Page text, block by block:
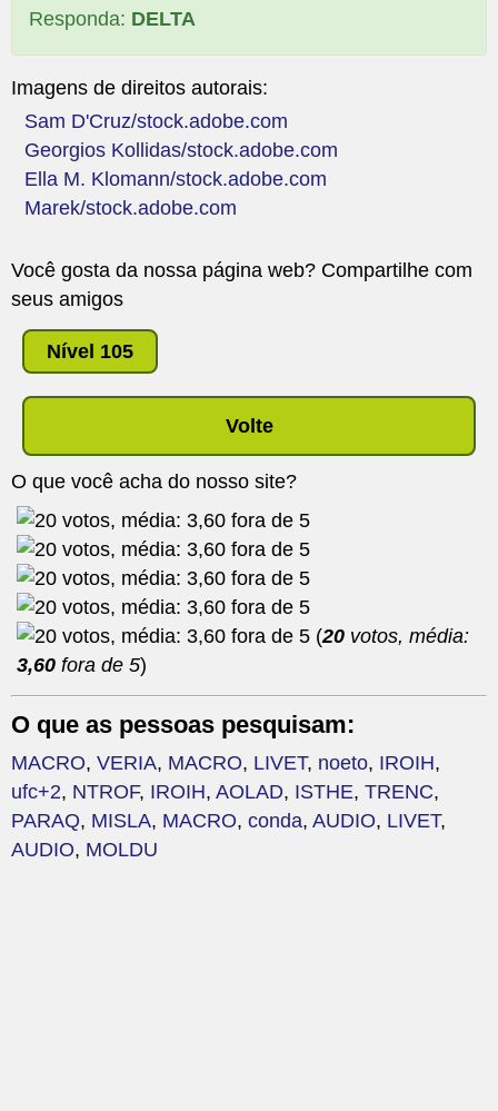
Responda: DELTA
Imagens de direitos autorais:
Sam D'Cruz/stock.adobe.com
Georgios Kollidas/stock.adobe.com
Ella M. Klomann/stock.adobe.com
Marek/stock.adobe.com
Você gosta da nossa página web? Compartilhe com
seus amigos
Nível 105
Volte
O que você acha do nosso site?
(20 votos, média:
3,60 fora de 5)
O que as pessoas pesquisam:
MACRO, VERIA, MACRO, LIVET, noeto, IROIH,
ufc+2, NTROF, IROIH, AOLAD, ISTHE, TRENC,
PARAQ, MISLA, MACRO, conda, AUDIO, LIVET,
AUDIO, MOLDU